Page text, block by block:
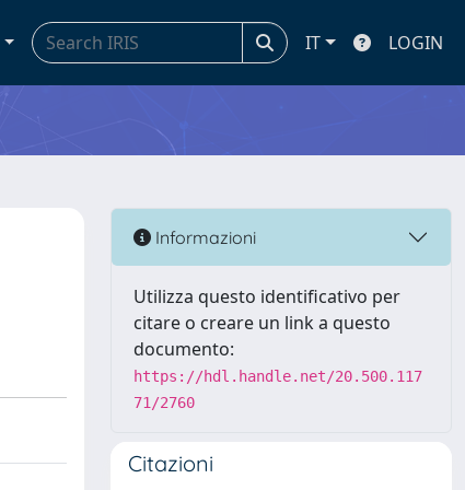
IT LOGIN
Informazioni
Utilizza questo identificativo per
citare o creare un link a questo
documento:
https://hdl.handle.net/20.500.117
71/2760
Citazioni